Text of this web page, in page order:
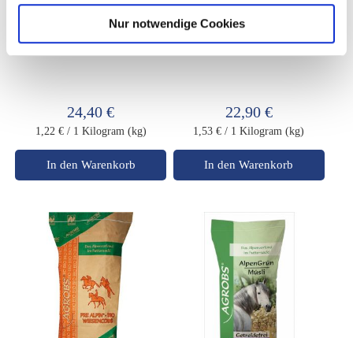
Nur notwendige Cookies
AGROBS Kraftpaket 20kg
24,40 €
1,22 € / 1 Kilogram (kg)
In den Warenkorb
PRE ALPIN Compact 15kg
22,90 €
1,53 € / 1 Kilogram (kg)
In den Warenkorb